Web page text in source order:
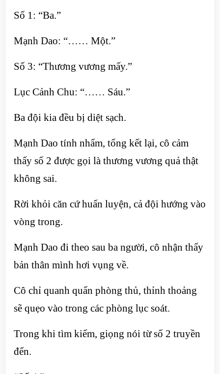
Số 1: “Ba.”
Mạnh Dao: “…… Một.”
Số 3: “Thương vương mấy.”
Lục Cảnh Chu: “…… Sáu.”
Ba đội kia đều bị diệt sạch.
Mạnh Dao tính nhẩm, tổng kết lại, cô cảm
thấy số 2 được gọi là thương vương quả thật
không sai.
Rời khỏi căn cứ huấn luyện, cả đội hướng vào
vòng trong.
Mạnh Dao đi theo sau ba người, cô nhận thấy
bản thân mình hơi vụng về.
Cô chỉ quanh quẩn phòng thủ, thỉnh thoảng
sẽ quẹo vào trong các phòng lục soát.
Trong khi tìm kiếm, giọng nói từ số 2 truyền
đến.